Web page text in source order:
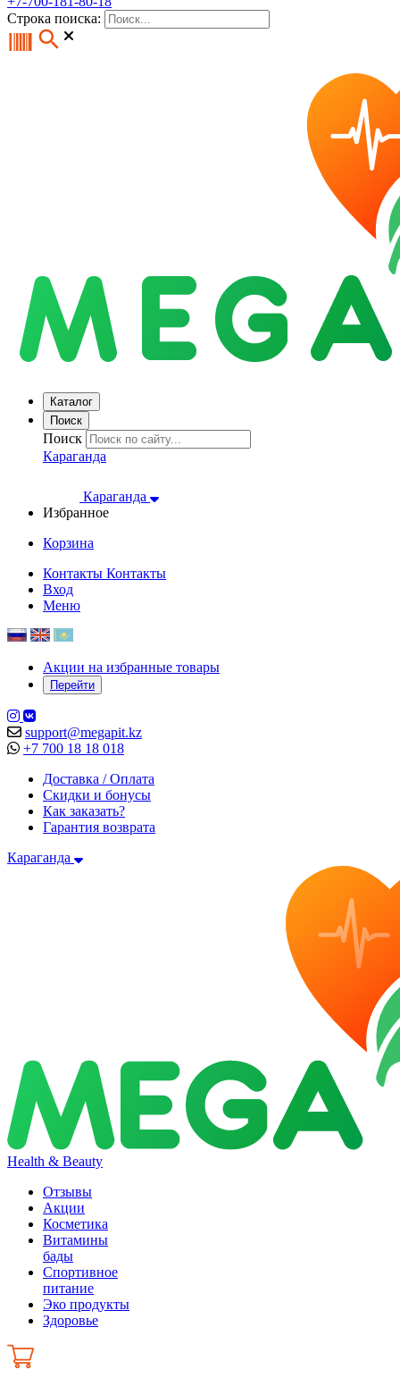
Строка поиска:
Каталог
Поиск
Поиск
Караганда
Караганда
Избранное
Корзина
Контакты Контакты
Вход
Меню
Акции на избранные товары
Перейти
support@megapit.kz
+7 700 18 18 018
Доставка / Оплата
Скидки и бонусы
Как заказать?
Гарантия возврата
Караганда
Health & Beauty
Отзывы
Акции
Косметика
Витамины
бады
Спортивное
питание
Эко продукты
Здоровье